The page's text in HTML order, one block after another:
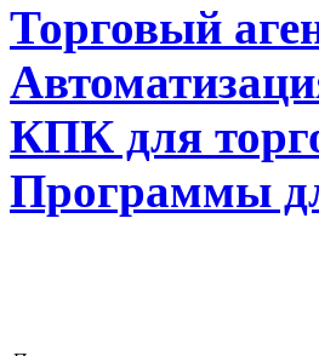
Торговый
КПК для
Программы